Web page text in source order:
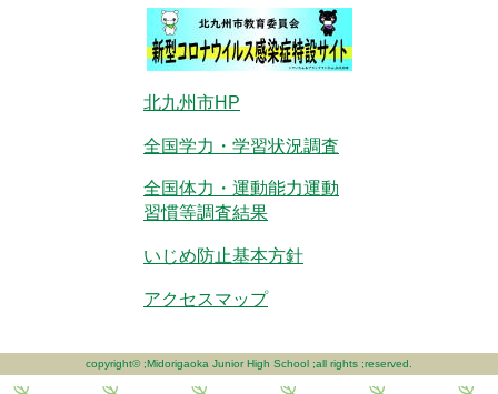
北九州市HP
全国学力・学習状況調査
全国体力・運動能力運動
習慣等調査結果
いじめ防止基本方針
アクセスマップ
copyright© ;Midorigaoka Junior High School ;all rights ;reserved.